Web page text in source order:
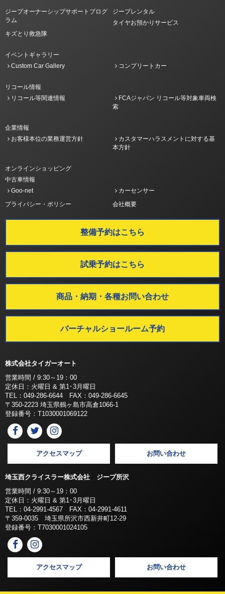
ジープオーナーシップサポートプログ
ラム
ジープレンタル
タイヤお預かりサービス
キズとり救急隊
イベントギャラリー
Custom Car Gallery
コンプリートカー
リコール情報
リコール等関連情報
FCAジャパン リコール等対象車両検
索
企業情報
お客様本位の業務運営方針
カスタマーハラスメントに対する基
本方針
オンラインショッピング
中古車情報
Goo-net
カーセンサー
プライバシー・ポリシー
会社概要
整備予約はこちら
試乗予約はこちら
商品・納期・各種お問い合わせ
バーチャルショールーム予約
株式会社タイガーオート
営業時間 / 9:30～19：00
定休日：火曜日 & 第1･3月曜日
TEL：049-286-6644 FAX：049-286-6645
〒350-2223 埼玉県鶴ヶ島市高倉1066-1
登録番号：T1030001069122
アクセスマップ お問い合わせ
埼玉西クライスラー株式会社 ジープ所沢
営業時間 / 9:30～19：00
定休日：火曜日 & 第1･3月曜日
TEL：04-2991-4567 FAX：04-2991-4611
〒359-0035 埼玉県所沢市西新井町12-29
登録番号：T7030001024105
アクセスマップ お問い合わせ